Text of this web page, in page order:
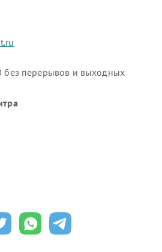
перерывов и выходных